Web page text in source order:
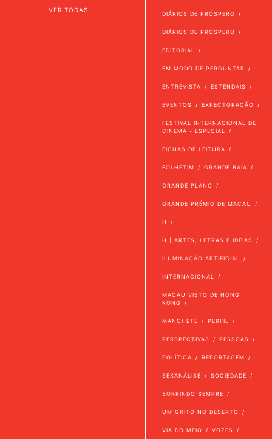
VER TODAS
DIÁRIOS DE PRÓSPERO
DIÁRIOS DE PRÓSPERO
EDITORIAL
EM MODO DE PERGUNTAR
ENTREVISTA ESTENDAIS
EVENTOS EXPECTORAÇÃO
FESTIVAL INTERNACIONAL DE
CINEMA - ESPECIAL
FICHAS DE LEITURA
FOLHETIM GRANDE BAÍA
GRANDE PLANO
GRANDE PRÉMIO DE MACAU
H
H | ARTES, LETRAS E IDEIAS
ILUMINAÇÃO ARTIFICIAL
INTERNACIONAL
MACAU VISTO DE HONG
KONG
MANCHETE PERFIL
PERSPECTIVAS PESSOAS
POLÍTICA REPORTAGEM
SEXANÁLISE SOCIEDADE
SORRINDO SEMPRE
UM GRITO NO DESERTO
VIA DO MEIO VOZES